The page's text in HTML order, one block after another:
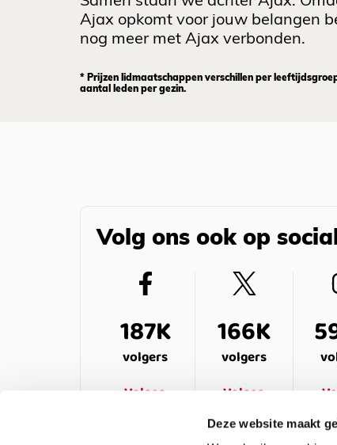
Deze website maakt
Ajax opkomt voor jouw belangen
nog meer met Ajax verbonden.
* Prijzen lidmaatschappen verschillen per
aantal leden per gezin.
Volg ons ook op
187K
volgers
Volgen
166K
volgers
Volgen